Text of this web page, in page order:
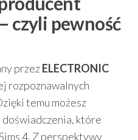
czyli pewność
przezELECTRONIC
rozpoznawalnych
temu możesz
które
4. Z perspektywy